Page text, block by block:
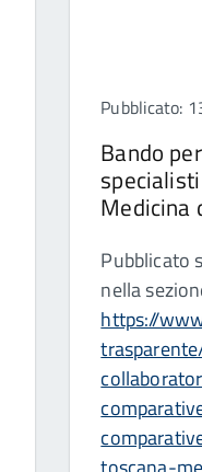
Pubblicato:
Bando
Medicina
Pubblicato
nella
https://